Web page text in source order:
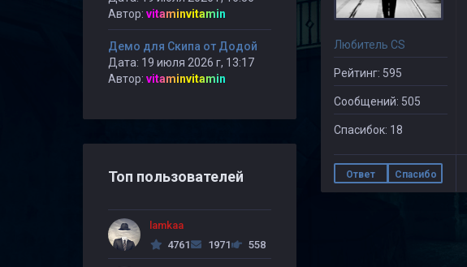
Любитель CS
Рейтинг: 595
Сообщений: 505
Спасибок: 18
Ответ Спасибо
Автор: vitaminvitamin
Демо для Скипа от Додой
Дата: 19 июля 2026 г, 13:17
Автор: vitaminvitamin
Топ пользователей
lamkaa
4761
1971 558